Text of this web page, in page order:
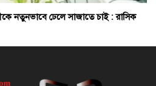
নতুনভাবে ঢেলে সাজাতে চাই : রাসিক